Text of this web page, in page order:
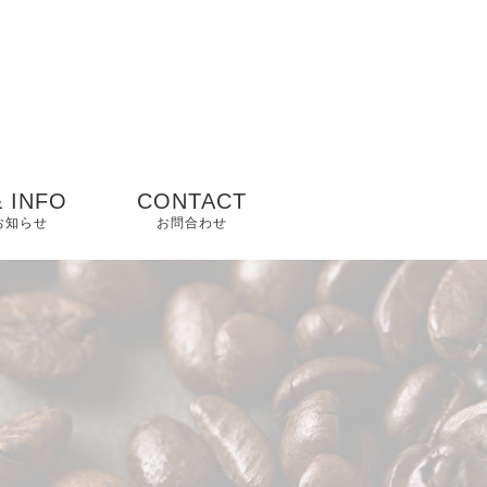
INFO
知らせ
CONTACT
お問合わせ